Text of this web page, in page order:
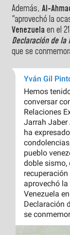
Además, Al-
"aprovechó la
Venezuela en el
Declaración de la
que se